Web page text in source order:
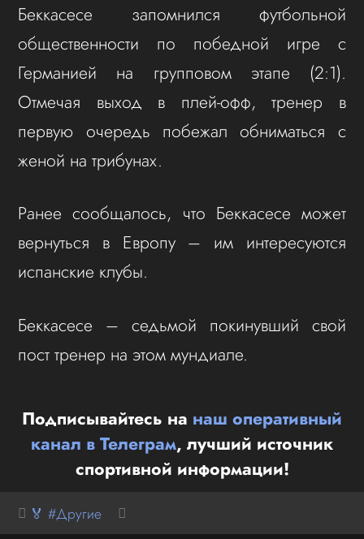
Беккасесе запомнился футбольной
общественности по победной игре с
Германией на групповом этапе (2:1).
Отмечая выход в плей-офф, тренер в
первую очередь побежал обниматься с
женой на трибунах.
Ранее сообщалось, что Беккасесе может
вернуться в Европу – им интересуются
испанские клубы.
Беккасесе – седьмой покинувший свой
пост тренер на этом мундиале.
Подписывайтесь на наш оперативный
канал в Телеграм, лучший источник
спортивной информации!
🏅 #Другие